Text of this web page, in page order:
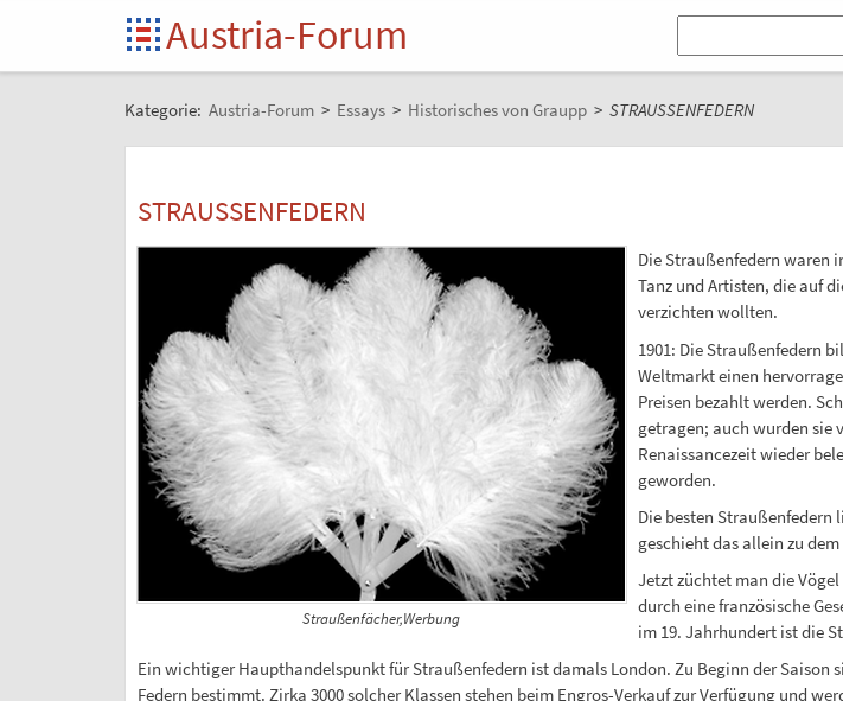
Austria-Forum
Kategorie: Austria-Forum > Essays > Historisches von Graupp > STRAUSSENFEDERN
STRAUSSENFEDERN
Straußenfächer,Werbung
Die Straußenfedern waren
Tanz und Artisten, die auf
verzichten wollten.
1901: Die Straußenfedern
Weltmarkt einen
Preisen bezahlt werden.
getragen; auch wurden sie
Renaissancezeit wieder
geworden.
Die besten Straußenfedern
geschieht das allein zu
Jetzt züchtet man die
durch eine französische
im 19. Jahrhundert ist die
Ein wichtiger Haupthandelspunkt für Straußenfedern ist damals London. Zu Beginn der
Federn bestimmt. Zirka 3000 solcher Klassen stehen beim Engros-Verkauf zur Verfügung und